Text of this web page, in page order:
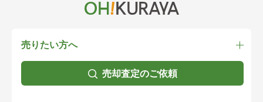
売りたい方へ
売却査定のご依頼